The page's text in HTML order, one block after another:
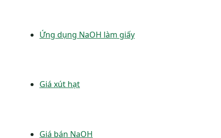
Ứng dụng NaOH làm giấy
Giá xút hạt
Giá bán NaOH